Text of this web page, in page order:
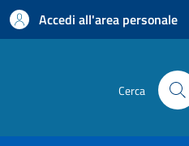
Accedi all'area personale
Cerca